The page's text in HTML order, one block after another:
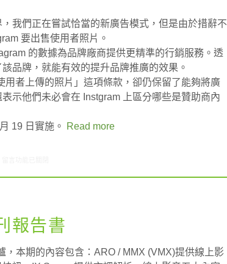
我們正在嘗試恰當的新廣告模式，但是由於措辭不
要出售使用者照片。
的數據為品牌廠商提供更精準的行銷服務。透
品牌，就能有效的提升品牌推廣的效果。
者上傳的照片」這項條款，卻仍保留了能夠將廣
示他們未必會在 Instgram 上區分哪些是贊助商內
19 日實施。
Read more
報告書
本期的內容包含：ARO / MMX (VMX)提供線上影